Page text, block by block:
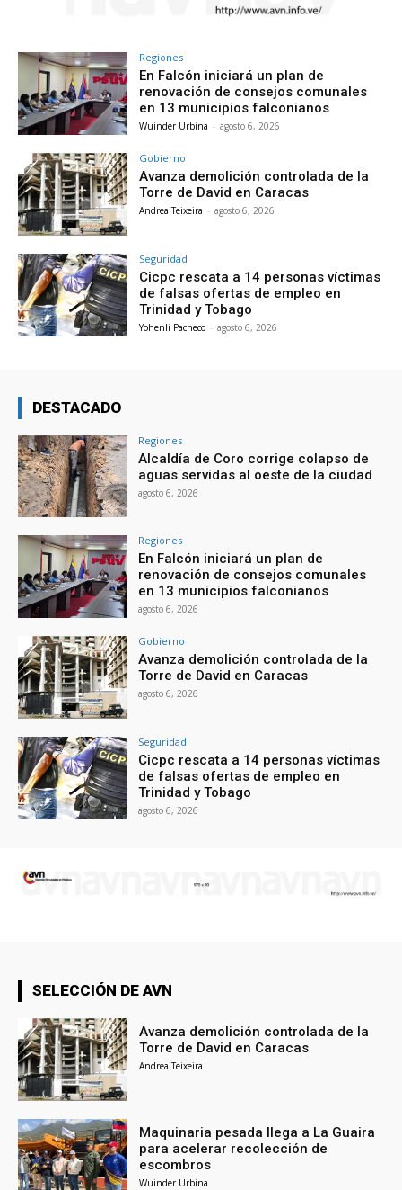
Regiones
En Falcón iniciará un plan de
renovación de consejos comunales
en 13 municipios falconianos
Wuinder Urbina - agosto 6, 2026
Gobierno
Avanza demolición controlada de la
Torre de David en Caracas
Andrea Teixeira - agosto 6, 2026
Seguridad
Cicpc rescata a 14 personas víctimas
de falsas ofertas de empleo en
Trinidad y Tobago
Yohenli Pacheco - agosto 6, 2026
DESTACADO
Regiones
Alcaldía de Coro corrige colapso de
aguas servidas al oeste de la ciudad
agosto 6, 2026
Regiones
En Falcón iniciará un plan de
renovación de consejos comunales
en 13 municipios falconianos
agosto 6, 2026
Gobierno
Avanza demolición controlada de la
Torre de David en Caracas
agosto 6, 2026
Seguridad
Cicpc rescata a 14 personas víctimas
de falsas ofertas de empleo en
Trinidad y Tobago
agosto 6, 2026
SELECCIÓN DE AVN
Avanza demolición controlada de la
Torre de David en Caracas
Andrea Teixeira
Maquinaria pesada llega a La Guaira
para acelerar recolección de
escombros
Wuinder Urbina